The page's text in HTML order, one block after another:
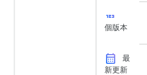
123
個版本
calendar_month
最
新更新